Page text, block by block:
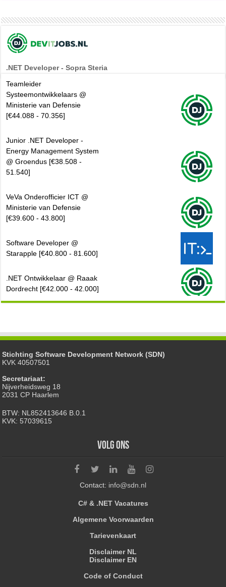
.NET Developer - Sopra Steria
Teamleider
Systeemontwikkelaars @
Ministerie van Defensie
[€44.088 - 70.356]
Junior .NET Developer -
Energy Management System
@ Groendus [€38.508 -
51.540]
VeVa Onderofficier ICT @
Ministerie van Defensie
[€39.600 - 43.800]
Software Developer @
Starapple [€40.800 - 81.600]
.NET Ontwikkelaar @ Raaak
Dordrecht [€42.000 - 42.000]
Stichting Software Development Network (SDN)
KVK 40507501
Secretariaat:
Nijverheidsweg 18
2031 CP Haarlem
BTW: NL852413646 B.0.1
KVK: 57039615
Volg ons
Contact: info@sdn.nl
C# & .NET Vacatures
Algemene Voorwaarden
Tarievenkaart
Disclaimer NL
Disclaimer EN
Code of Conduct